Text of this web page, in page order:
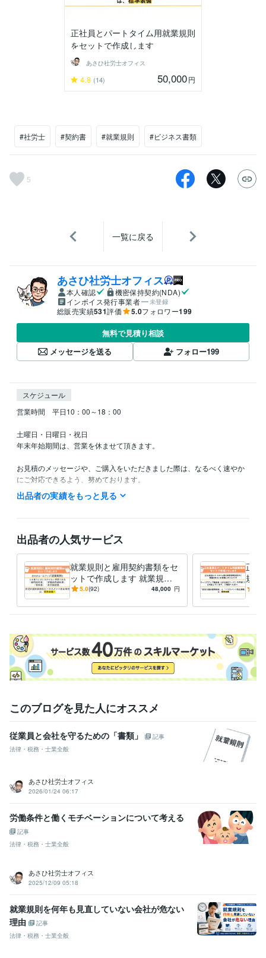
正社員とパートタイム用就業規則
をセットで作成します
あさひ社労士オフィス
4.8 (14) 50,000円
#社労士 #契約書 #就業規則 #ビジネス書類
5
一覧に戻る
あさひ社労士オフィス
本人確認
機密保持契約(NDA)
インボイス発行事業者
未登録
総販売実績531評価 5.0フォロワー199
無料で見積り相談
メッセージを送る
フォロー199
スケジュール
営業時間　平日10：00～18：00
土曜日・日曜日・祝日
年末年始期間は、営業を休ませて頂きます。
お見積のメッセージや、ご購入をいただきました際は、なるべく速やか
にご対応できるよう、努めております。
（平日でしたら、3時間以内にはご対応できるように努めております。土
曜・日曜・祝日は定休日のため、ご対応できないことがあります。）
とがございます。ご了承のほど、お願いいたします。
出品サービスが「満枠対応中」の場合は、お見積またはDMからご相談く
経験職種
士業・専門職 / 社会保険労務士
ライフスタイル・その他 / その他 経験年数 : 10年
あさひ社労士オフィス 2014年8月 ~ 現在
セブンイレブン前橋元総社町北店 2004年3月 ~ 2014年7月
資格・検定
社会福祉士 取得年 : 2002年
その他ツール
就業規則の作成:11年
得意分野
コンサルティング・士業
書など、雇用関係書類の作成
書類・契約書作成 人事・労務 士業 社会保険労務士
就業規則
ビジネス代行
雇用契約書 労働条件通知書 ビジネスサポート 36協定
学歴
出品者の実績をもっと見る
出品者の人気サービス
就業規則と雇用契約書類をセ
ットで作成します 就業規則
と雇用契約書類で、大切な会
5.0(92) 48,000 円
正社
規則
正社
けで
このブログを見た人にオススメ
従業員と会社を守るための「書類」
記事
法律・税務・士業全般
あさひ社労士オフィス
2026/01/24 06:17
労働条件と働くモチベーションについて考える
記事
法律・税務・士業全般
あさひ社労士オフィス
2025/12/09 05:18
就業規則を何年も見直していない会社が危ない
理由
記事
法律・税務・士業全般